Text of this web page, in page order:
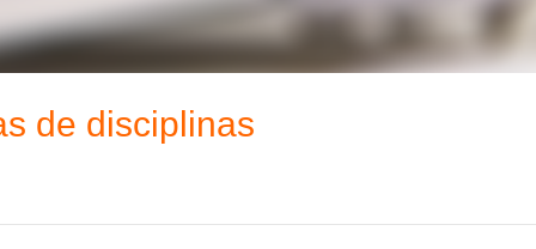
de disciplinas